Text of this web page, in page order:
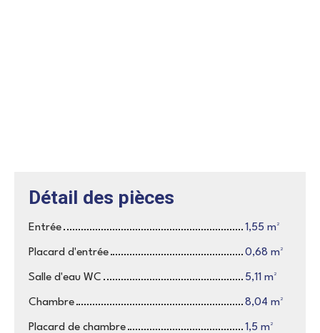
Détail des pièces
Entrée 1,55 m²
Placard d'entrée 0,68 m²
Salle d'eau WC 5,11 m²
Chambre 8,04 m²
Placard de chambre 1,5 m²